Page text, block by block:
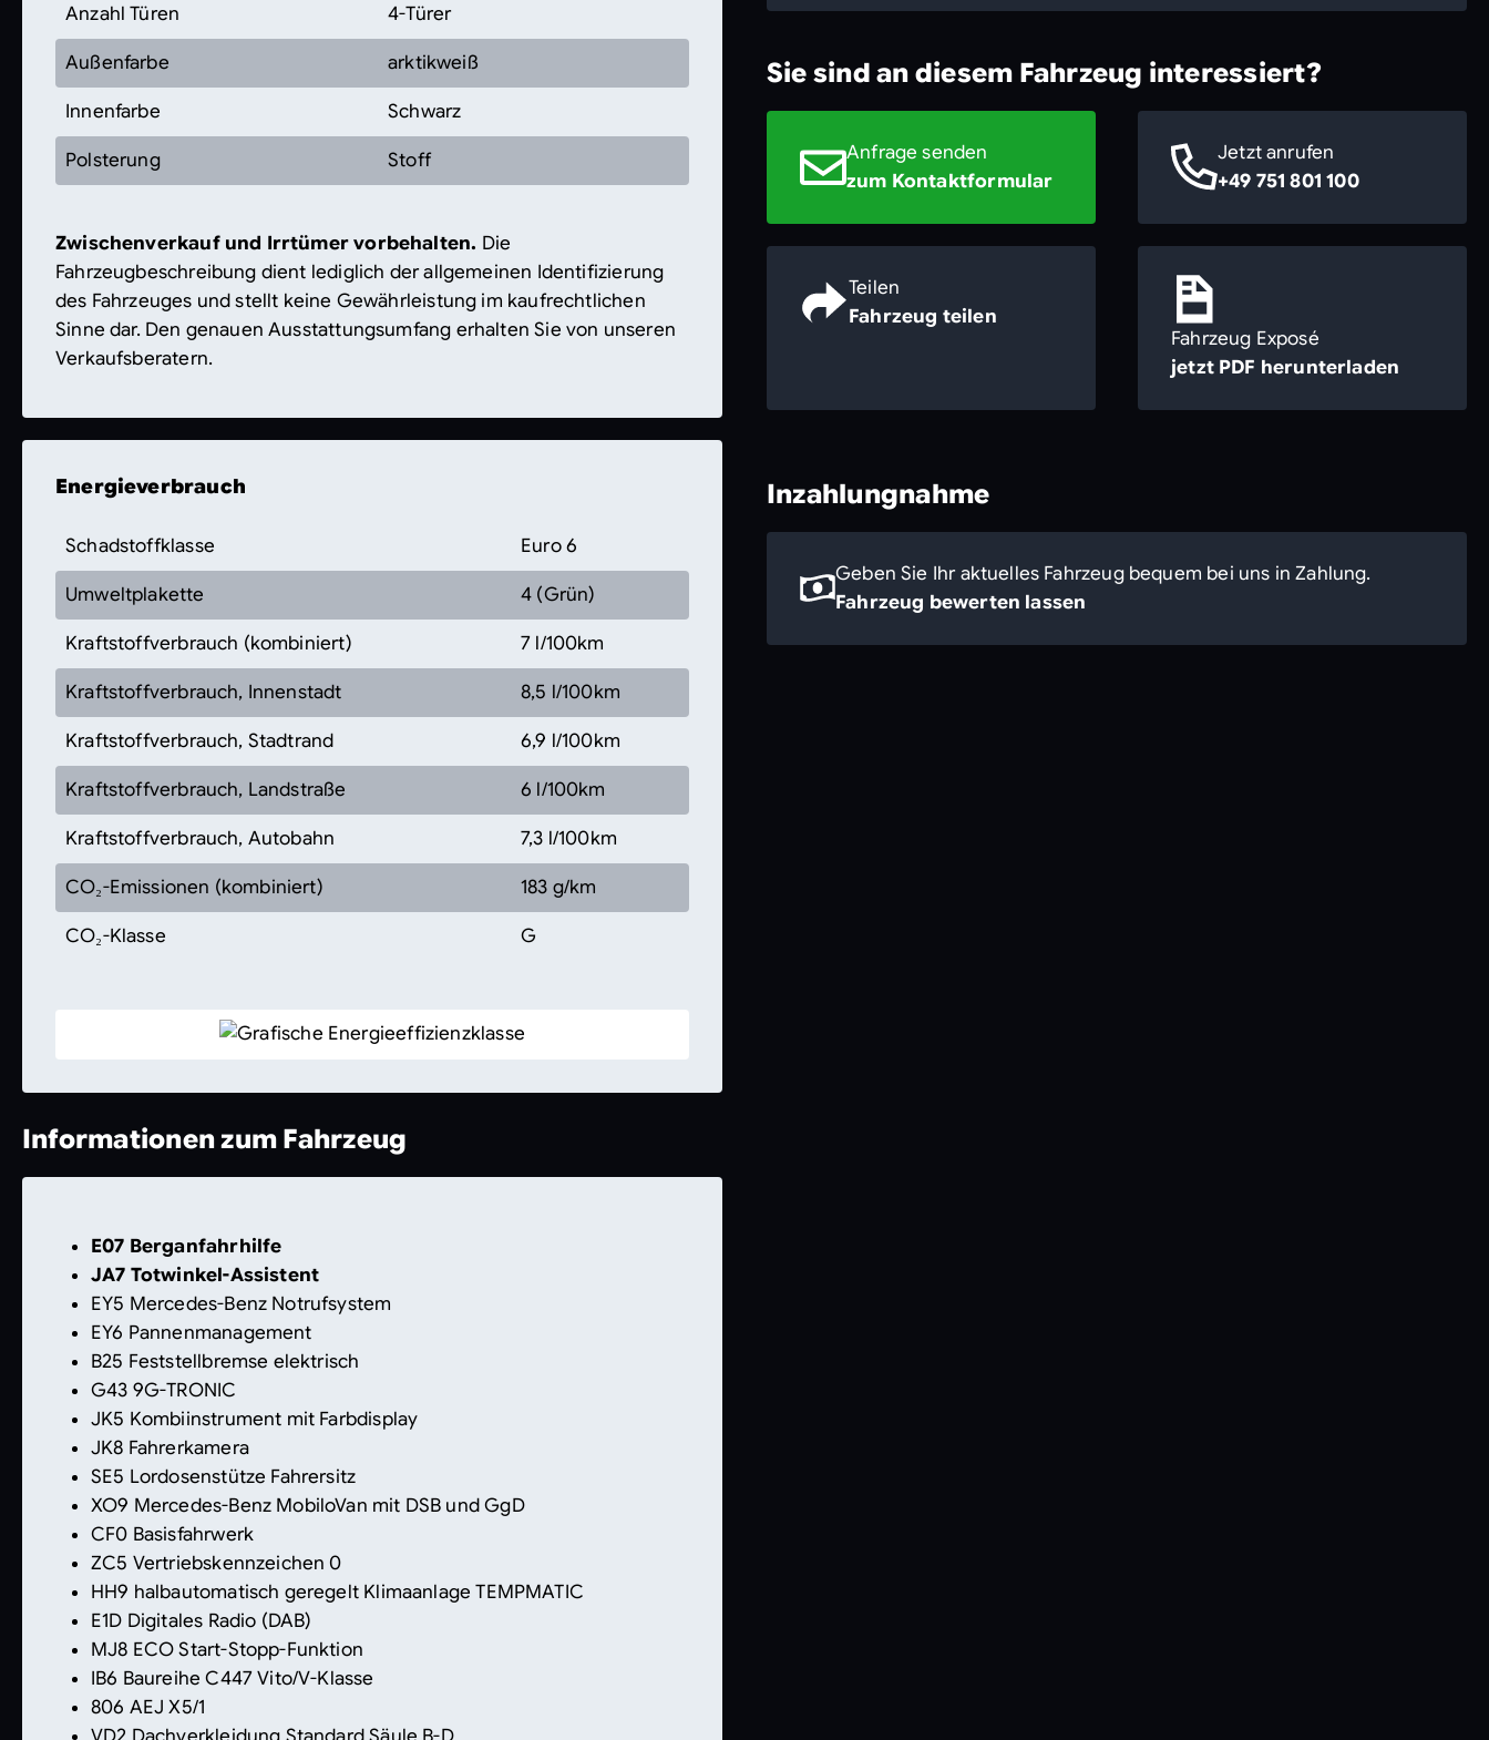
Anzahl Türen 4-Türer
Außenfarbe arktikweiß
Innenfarbe Schwarz
Polsterung Stoff
Zwischenverkauf und Irrtümer vorbehalten. Die
Fahrzeugbeschreibung dient lediglich der allgemeinen Identifizierung
des Fahrzeuges und stellt keine Gewährleistung im kaufrechtlichen
Sinne dar. Den genauen Ausstattungsumfang erhalten Sie von unseren
Verkaufsberatern.
Energieverbrauch
Schadstoffklasse Euro 6
Umweltplakette 4 (Grün)
Kraftstoffverbrauch (kombiniert) 7 l/100km
Kraftstoffverbrauch, Innenstadt 8,5 l/100km
Kraftstoffverbrauch, Stadtrand 6,9 l/100km
Kraftstoffverbrauch, Landstraße 6 l/100km
Kraftstoffverbrauch, Autobahn 7,3 l/100km
CO₂-Emissionen (kombiniert) 183 g/km
CO₂-Klasse G
Informationen zum Fahrzeug
E07 Berganfahrhilfe
JA7 Totwinkel-Assistent
EY5 Mercedes-Benz Notrufsystem
EY6 Pannenmanagement
B25 Feststellbremse elektrisch
G43 9G-TRONIC
JK5 Kombiinstrument mit Farbdisplay
JK8 Fahrerkamera
SE5 Lordosenstütze Fahrersitz
XO9 Mercedes-Benz MobiloVan mit DSB und GgD
CF0 Basisfahrwerk
ZC5 Vertriebskennzeichen 0
HH9 halbautomatisch geregelt Klimaanlage TEMPMATIC
E1D Digitales Radio (DAB)
MJ8 ECO Start-Stopp-Funktion
IB6 Baureihe C447 Vito/V-Klasse
806 AEJ X5/1
Sie sind an diesem Fahrzeug interessiert?
Anfrage senden
zum Kontaktformular
Jetzt anrufen
+49 751 801 100
Teilen
Fahrzeug teilen
Fahrzeug Exposé
jetzt PDF herunterladen
Inzahlungnahme
Geben Sie Ihr aktuelles Fahrzeug bequem bei uns in Zahlung.
Fahrzeug bewerten lassen